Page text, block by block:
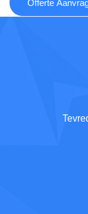
Offerte